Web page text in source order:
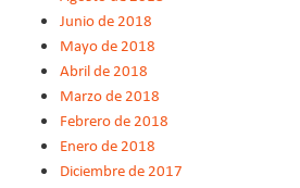
Junio de 2018
Mayo de 2018
Abril de 2018
Marzo de 2018
Febrero de 2018
Enero de 2018
Diciembre de 2017